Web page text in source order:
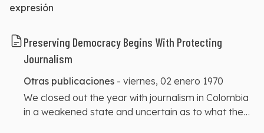
expresión
Preserving Democracy Begins With Protecting
Journalism
Otras publicaciones - viernes, 02 enero 1970
We closed out the year with journalism in Colombia
in a weakened state and uncertain as to what the